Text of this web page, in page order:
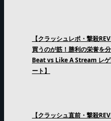
【クラッシュレポ・撃殺
買うのが筋！勝利の栄誉を
Beat vs Like A Stream レ
ート】
【クラッシュ直前・撃殺